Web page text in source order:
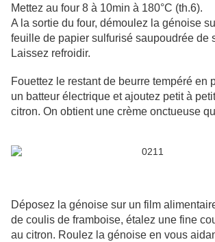
Mettez au four 8 à 10min à 180°C (th.6).
A la sortie du four, démoulez la génoise
feuille de papier sulfurisé saupoudrée de
Laissez refroidir.
Fouettez le restant de beurre tempéré en
un batteur électrique et ajoutez petit à
citron. On obtient une crème onctueuse
Déposez la génoise sur un film
de coulis de framboise, étalez une fine
au citron. Roulez la génoise en vous